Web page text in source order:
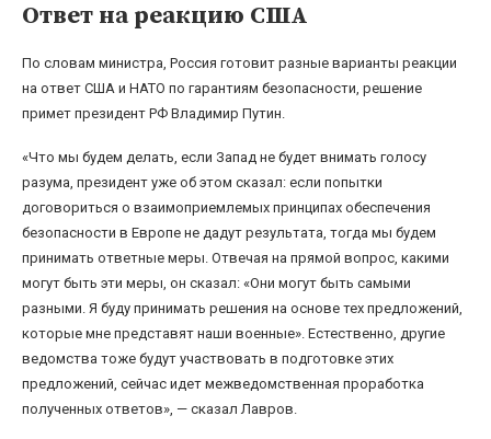
Ответ на реакцию США
По словам министра, Россия готовит разные варианты реакции
на ответ США и НАТО по гарантиям безопасности, решение
примет президент РФ Владимир Путин.
«Что мы будем делать, если Запад не будет внимать голосу
разума, президент уже об этом сказал: если попытки
договориться о взаимоприемлемых принципах обеспечения
безопасности в Европе не дадут результата, тогда мы будем
принимать ответные меры. Отвечая на прямой вопрос, какими
могут быть эти меры, он сказал: «Они могут быть самыми
разными. Я буду принимать решения на основе тех предложений,
которые мне представят наши военные». Естественно, другие
ведомства тоже будут участвовать в подготовке этих
предложений, сейчас идет межведомственная проработка
полученных ответов», — сказал Лавров.